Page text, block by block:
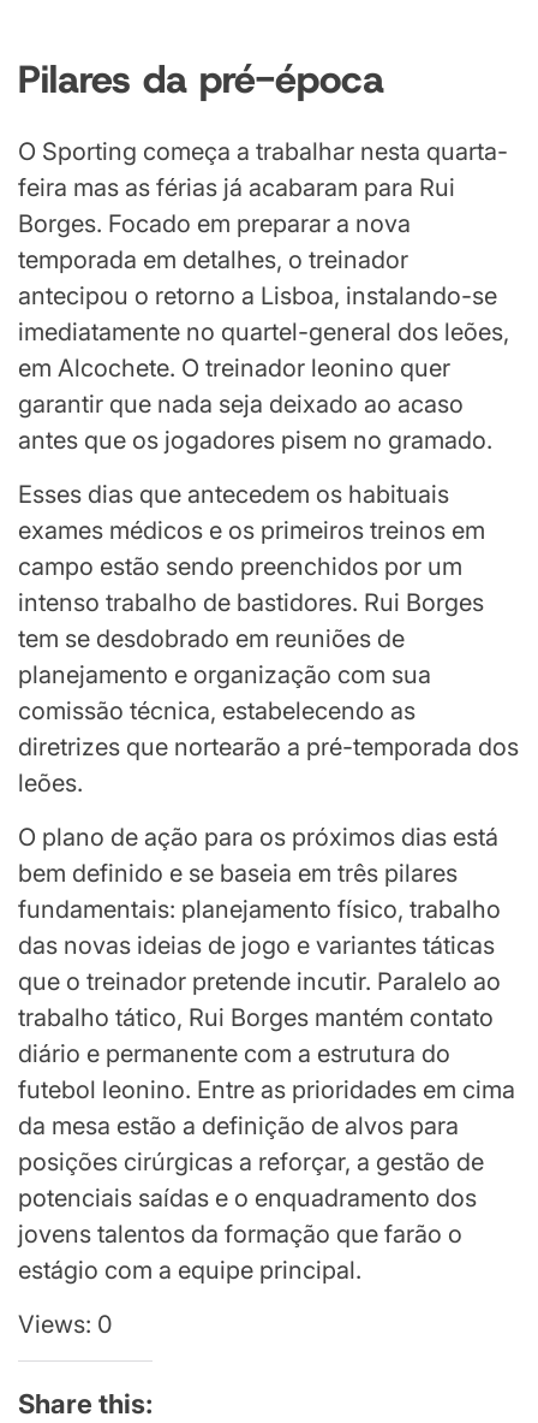
Pilares da pré-época
O Sporting começa a trabalhar nesta quarta-
feira mas as férias já acabaram para Rui
Borges. Focado em preparar a nova
temporada em detalhes, o treinador
antecipou o retorno a Lisboa, instalando-se
imediatamente no quartel-general dos leões,
em Alcochete. O treinador leonino quer
garantir que nada seja deixado ao acaso
antes que os jogadores pisem no gramado.
Esses dias que antecedem os habituais
exames médicos e os primeiros treinos em
campo estão sendo preenchidos por um
intenso trabalho de bastidores. Rui Borges
tem se desdobrado em reuniões de
planejamento e organização com sua
comissão técnica, estabelecendo as
diretrizes que nortearão a pré-temporada dos
leões.
O plano de ação para os próximos dias está
bem definido e se baseia em três pilares
fundamentais: planejamento físico, trabalho
das novas ideias de jogo e variantes táticas
que o treinador pretende incutir. Paralelo ao
trabalho tático, Rui Borges mantém contato
diário e permanente com a estrutura do
futebol leonino. Entre as prioridades em cima
da mesa estão a definição de alvos para
posições cirúrgicas a reforçar, a gestão de
potenciais saídas e o enquadramento dos
jovens talentos da formação que farão o
estágio com a equipe principal.
Views: 0
Share this: